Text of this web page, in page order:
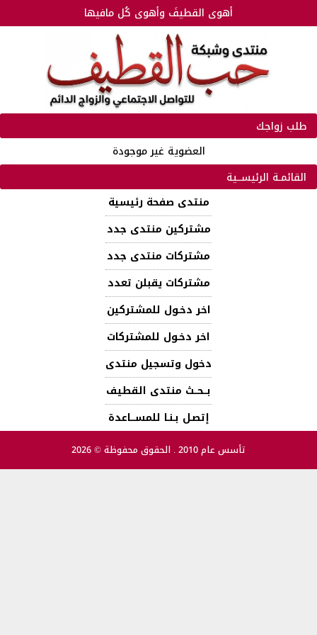
أهوى القطيفَ وأهوى كُل مافيها
طلب زواجك
العضوية غير موجودة
القائمـة الرئيســية
منتدى صفحة رئيسية
مشتركين منتدى جدد
مشتركات منتدى جدد
مشتركات يقبلن تعدد
اخر دخـول للمشتركين
اخر دخـول للمشتركات
دخول وتسجيل منتدى
بــحــث منتدى القطيف
إتصـل بـنـا للمســـاعدة
تأسس عام 2010 . الحقوق محفوظة © 2026